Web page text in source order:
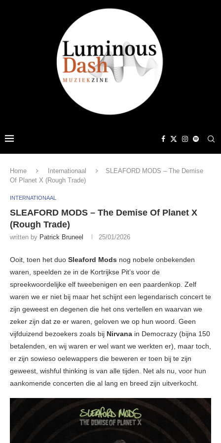
Home Internationaal
SLEAFORD MODS – The Demise
Of Planet X (Rough Trade)
INTERNATIONAAL
SLEAFORD MODS – The Demise Of Planet X
(Rough Trade)
written by Patrick Bruneel 25/01/2026
Ooit, toen het duo Sleaford Mods nog nobele onbekenden
waren, speelden ze in de Kortrijkse Pit’s voor de
spreekwoordelijke elf tweebenigen en een paardenkop. Zelf
waren we er niet bij maar het schijnt een legendarisch concert te
zijn geweest en degenen die het ons vertellen en waarvan we
zeker zijn dat ze er waren, geloven we op hun woord. Geen
vijfduizend bezoekers zoals bij Nirvana in Democrazy (bijna 150
betalenden, en wij waren er wel want we werkten er), maar toch,
er zijn sowieso oelewappers die beweren er toen bij te zijn
geweest, wishful thinking is van alle tijden. Net als nu, voor hun
aankomende concerten die al lang en breed zijn uitverkocht.